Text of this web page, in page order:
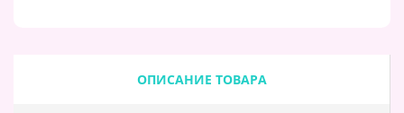
ОПИСАНИЕ ТОВАРА